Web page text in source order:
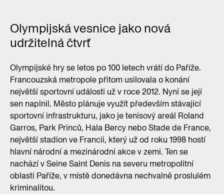
Olympijská vesnice jako nová
udržitelná čtvrť
Olympijské hry se letos po 100 letech vrátí do Paříže.
Francouzská metropole přitom usilovala o konání
největší sportovní události už v roce 2012. Nyní se její
sen naplnil. Město plánuje využít především stávající
sportovní infrastrukturu, jako je tenisový areál Roland
Garros, Park Princů, Hala Bercy nebo Stade de France,
největší stadion ve Francii, který už od roku 1998 hostí
hlavní národní a mezinárodní akce v zemi. Ten se
nachází v Seine Saint Denis na severu metropolitní
oblasti Paříže, v místě donedávna nechvalně proslulém
kriminalitou.